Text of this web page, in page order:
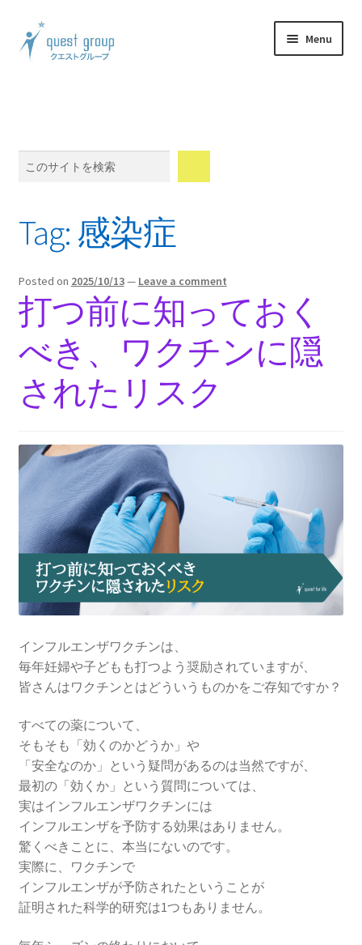
Skip
to
Skip
to
Menu
ウェブショップ
メンバーシップ
会社情報
Blog
Tag:感染症
Posted on 2025/10/13— Leave a comment
打つ前に知っておく
べき、ワクチンに隠
されたリスク
インフルエンザワクチンは、
毎年妊婦や子どもも打つよう奨励されていますが、
皆さんはワクチンとはどういうものかをご存知ですか？
すべての薬について、
そもそも「効くのかどうか」や
「安全なのか」という疑問があるのは当然ですが、
最初の「効くか」という質問については、
実はインフルエンザワクチンには
インフルエンザを予防する効果はありません。
驚くべきことに、本当にないのです。
実際に、ワクチンで
インフルエンザが予防されたということが
証明された科学的研究は1つもありません。